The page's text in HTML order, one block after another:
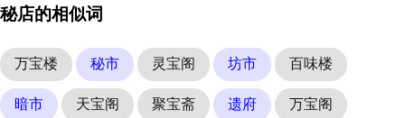
秘店的相似词
万宝楼 秘市 灵宝阁 坊市 百味楼
暗市 天宝阁 聚宝斋 遗府 万宝阁